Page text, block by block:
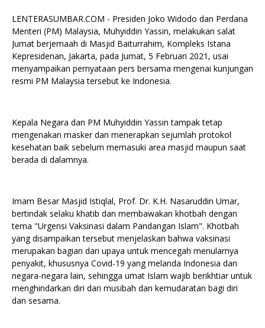
LENTERASUMBAR.COM - Presiden Joko Widodo dan Perdana
Menteri (PM) Malaysia, Muhyiddin Yassin, melakukan salat
Jumat berjemaah di Masjid Baiturrahim, Kompleks Istana
Kepresidenan, Jakarta, pada Jumat, 5 Februari 2021, usai
menyampaikan pernyataan pers bersama mengenai kunjungan
resmi PM Malaysia tersebut ke Indonesia.
Kepala Negara dan PM Muhyiddin Yassin tampak tetap
mengenakan masker dan menerapkan sejumlah protokol
kesehatan baik sebelum memasuki area masjid maupun saat
berada di dalamnya.
Imam Besar Masjid Istiqlal, Prof. Dr. K.H. Nasaruddin Umar,
bertindak selaku khatib dan membawakan khotbah dengan
tema "Urgensi Vaksinasi dalam Pandangan Islam". Khotbah
yang disampaikan tersebut menjelaskan bahwa vaksinasi
merupakan bagian dari upaya untuk mencegah menularnya
penyakit, khususnya Covid-19 yang melanda Indonesia dan
negara-negara lain, sehingga umat Islam wajib berikhtiar untuk
menghindarkan diri dari musibah dan kemudaratan bagi diri
dan sesama.